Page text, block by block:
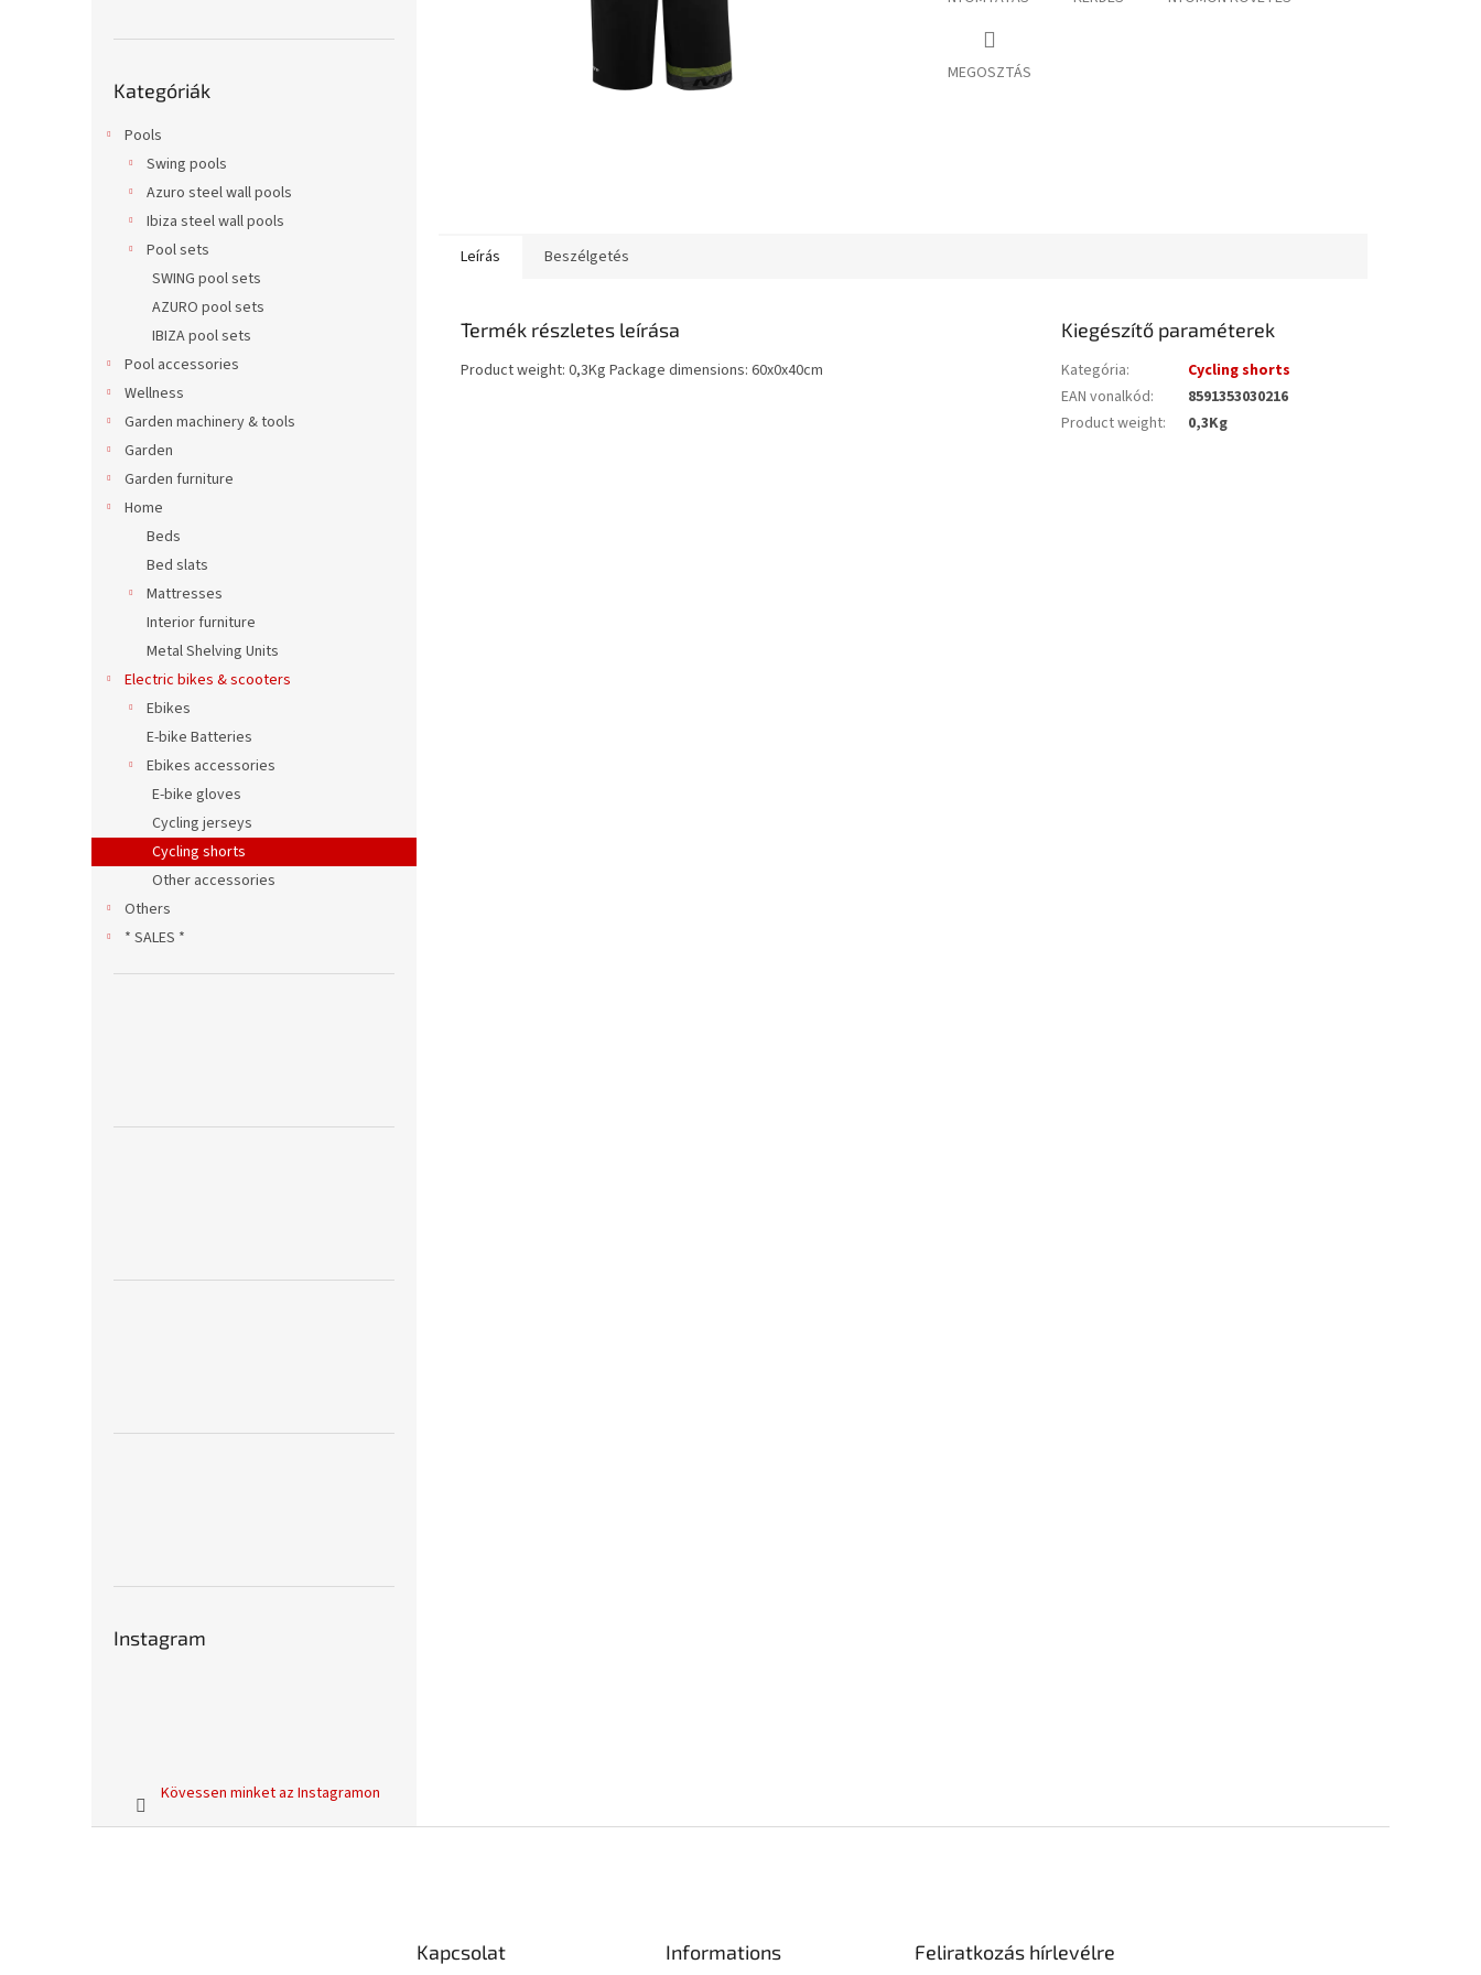
átugrása
Kategóriák
Pools
Swing pools
Azuro steel wall pools
Ibiza steel wall pools
Pool sets
SWING pool sets
AZURO pool sets
IBIZA pool sets
Pool accessories
Wellness
Garden machinery & tools
Garden
Garden furniture
Home
Beds
Bed slats
Mattresses
Interior furniture
Metal Shelving Units
Electric bikes & scooters
Ebikes
E-bike Batteries
Ebikes accessories
E-bike gloves
Cycling jerseys
Cycling shorts
Other accessories
Others
* SALES *
Instagram
Kövessen minket az Instagramon
MEGOSZTÁS
Leírás Beszélgetés
Termék részletes leírása
Product weight: 0,3Kg Package dimensions: 60x0x40cm
Kiegészítő paraméterek
Kategória:
Cycling shorts
EAN vonalkód:
8591353030216
Product weight: 0,3Kg
Kapcsolat Informations Feliratkozás hírlevélre